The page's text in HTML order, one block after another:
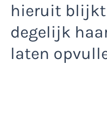
hieruit blijkt
degelijk
laten